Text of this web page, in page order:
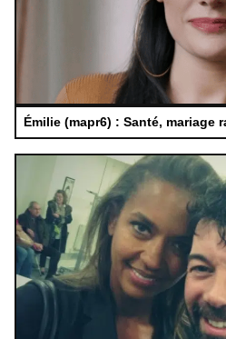
Émilie (mapr6) : Santé, mariage